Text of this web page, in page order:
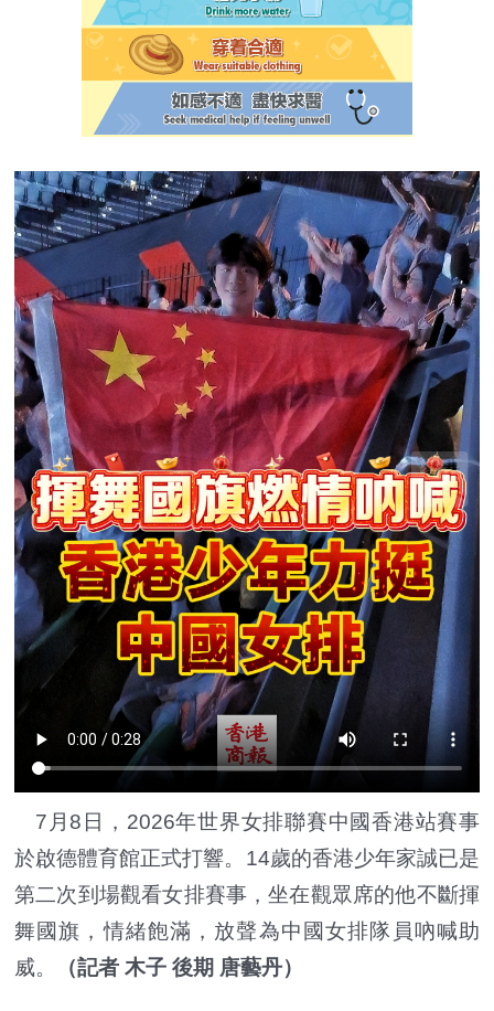
7月8日，2026年世界女排聯賽中國香港站賽事
於啟德體育館正式打響。14歲的香港少年家誠已是
第二次到場觀看女排賽事，坐在觀眾席的他不斷揮
舞國旗，情緒飽滿，放聲為中國女排隊員吶喊助
威。
（記者 木子 後期 唐藝丹）